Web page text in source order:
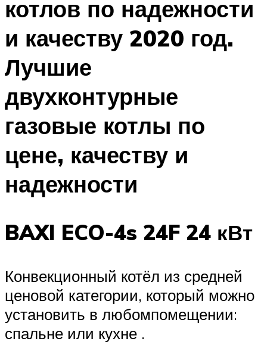
котлов по надежности
и качеству 2020 год.
Лучшие
двухконтурные
газовые котлы по
цене, качеству и
надежности
BAXI ECO-4s 24F 24 кВт
Конвекционный котёл из средней
ценовой категории, который можно
установить в любомпомещении:
спальне или кухне .